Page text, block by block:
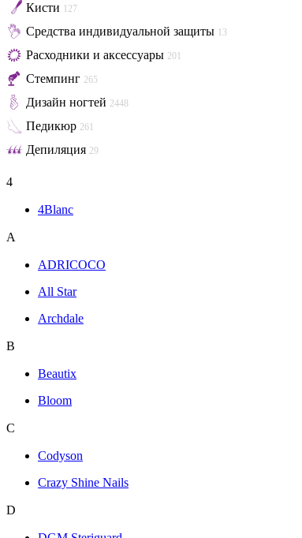
Кисти 127
Средства индивидуальной защиты 13
Расходники и аксессуары 201
Стемпинг 265
Дизайн ногтей 2448
Педикюр 261
Депиляция 29
4
4Blanc
A
ADRICOCO
All Star
Archdale
B
Beautix
Bloom
C
Codyson
Crazy Shine Nails
D